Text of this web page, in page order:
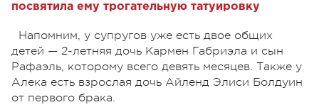
посвятила ему трогательную татуировку
Напомним, у супругов уже есть двое общих
детей — 2-летняя дочь Кармен Габриэла и сын
Рафаэль, которому всего девять месяцев. Также у
Алека есть взрослая дочь Айленд Элиси Болдуин
от первого брака.